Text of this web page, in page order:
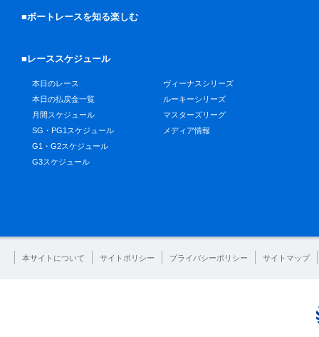
■ボートレースを知る楽しむ
■レーススケジュール
本日のレース
本日の払戻金一覧
月間スケジュール
SG・PG1スケジュール
G1・G2スケジュール
G3スケジュール
ヴィーナスシリーズ
ルーキーシリーズ
マスターズリーグ
メディア情報
本サイトについて サイトポリシー プライバシーポリシー サイトマップ